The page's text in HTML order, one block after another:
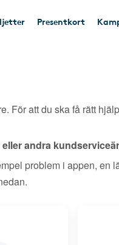
Presentkort
För att du ska få rätt
andra
problem i appen, en